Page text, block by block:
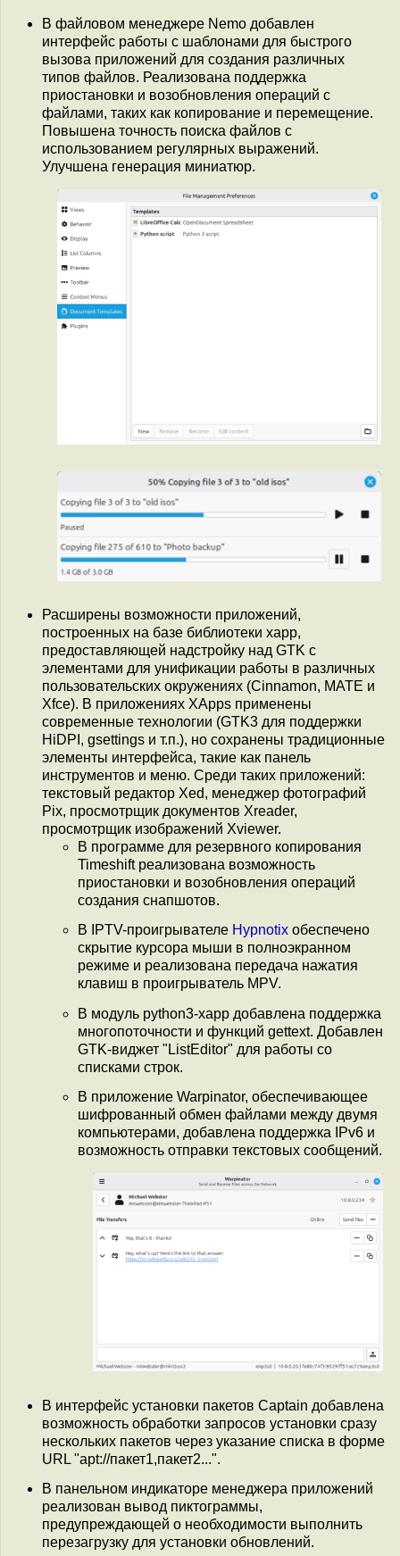
В файловом менеджере Nemo добавлен
интерфейс работы с шаблонами для быстрого
вызова приложений для создания различных
типов файлов. Реализована поддержка
приостановки и возобновления операций с
файлами, таких как копирование и перемещение.
Повышена точность поиска файлов с
использованием регулярных выражений.
Улучшена генерация миниатюр.
Расширены возможности приложений,
построенных на базе библиотеки xapp,
предоставляющей надстройку над GTK с
элементами для унификации работы в различных
пользовательских окружениях (Cinnamon, MATE и
Xfce). В приложениях XApps применены
современные технологии (GTK3 для поддержки
HiDPI, gsettings и т.п.), но сохранены традиционные
элементы интерфейса, такие как панель
инструментов и меню. Среди таких приложений:
текстовый редактор Xed, менеджер фотографий
Pix, просмотрщик документов Xreader,
просмотрщик изображений Xviewer.
В программе для резервного копирования
Timeshift реализована возможность
приостановки и возобновления операций
создания снапшотов.
В IPTV-проигрывателе Hypnotix обеспечено
скрытие курсора мыши в полноэкранном
режиме и реализована передача нажатия
клавиш в проигрыватель MPV.
В модуль python3-xapp добавлена поддержка
многопоточности и функций gettext. Добавлен
GTK-виджет "ListEditor" для работы со
списками строк.
В приложение Warpinator, обеспечивающее
шифрованный обмен файлами между двумя
компьютерами, добавлена поддержка IPv6 и
возможность отправки текстовых сообщений.
В интерфейс установки пакетов Captain добавлена
возможность обработки запросов установки сразу
нескольких пакетов через указание списка в форме
URL "apt://пакет1,пакет2...".
В панельном индикаторе менеджера приложений
реализован вывод пиктограммы,
предупреждающей о необходимости выполнить
перезагрузку для установки обновлений.